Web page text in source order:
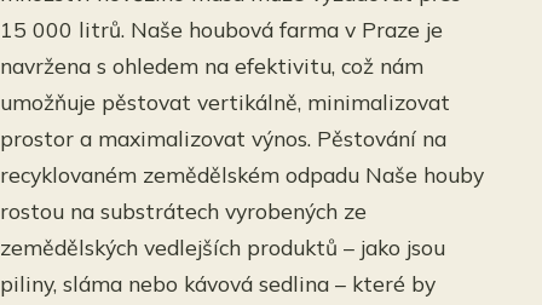
15 000 litrů. Naše houbová farma v Praze je
navržena s ohledem na efektivitu, což nám
umožňuje pěstovat vertikálně, minimalizovat
prostor a maximalizovat výnos. Pěstování na
recyklovaném zemědělském odpadu Naše houby
rostou na substrátech vyrobených ze
zemědělských vedlejších produktů – jako jsou
piliny, sláma nebo kávová sedlina – které by